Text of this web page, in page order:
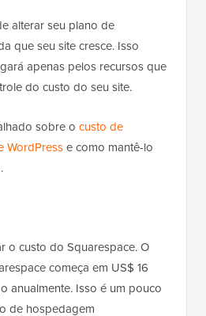
alterar seu plano de
que seu site cresce. Isso
apenas pelos recursos que
do custo do seu site.
sobre o custo de
WordPresse como mantê-lo
o custo do Squarespace. O
começa em US$ 16
anualmente. Isso é um pouco
de hospedagem